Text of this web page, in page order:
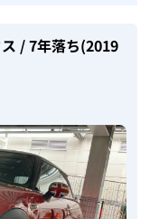
/ 7年落ち(2019